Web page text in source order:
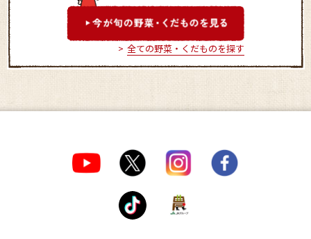
全ての野菜・くだものを探す